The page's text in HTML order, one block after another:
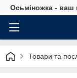
Осьміножка - ваш
Товари та